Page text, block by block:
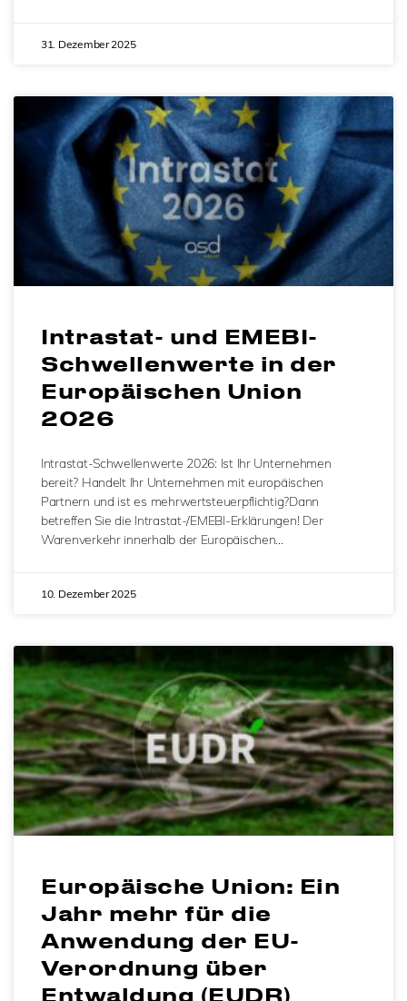
31. Dezember 2025
Intrastat- und EMEBI-
Schwellenwerte in der
Europäischen Union
2026
Intrastat-Schwellenwerte 2026: Ist Ihr Unternehmen
bereit? Handelt Ihr Unternehmen mit europäischen
Partnern und ist es mehrwertsteuerpflichtig?Dann
betreffen Sie die Intrastat-/EMEBI-Erklärungen! Der
Warenverkehr innerhalb der Europäischen…
10. Dezember 2025
Europäische Union: Ein
Jahr mehr für die
Anwendung der EU-
Verordnung über
Entwaldung (EUDR)